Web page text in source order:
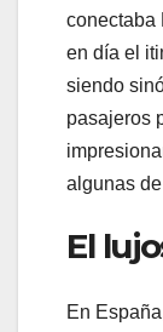
conectaba
en día el
siendo
pasajeros
algunas
El
En